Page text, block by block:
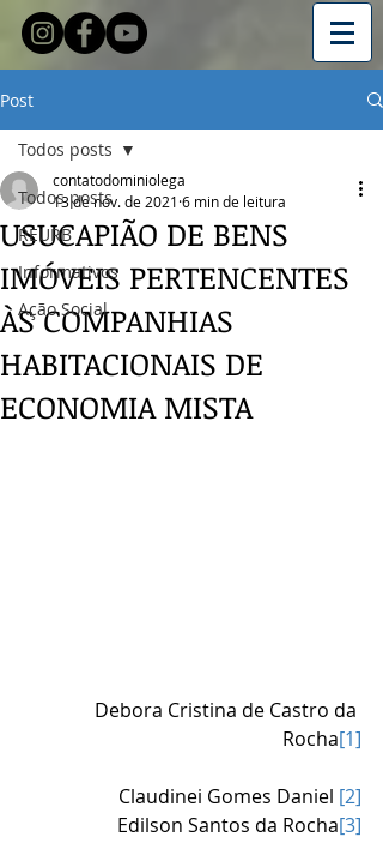
Post
Todos posts
REURB
Informativos
Ação Social
Todos posts
USUCAPIÃO DE BENS
IMÓVEIS PERTENCENTES
ÀS COMPANHIAS
HABITACIONAIS DE
ECONOMIA MISTA
contatodominiolega
13 de nov. de 2021 6 min de leitura
Debora Cristina de Castro da
Rocha[1]
Claudinei Gomes Daniel [2]
Edilson Santos da Rocha[3]